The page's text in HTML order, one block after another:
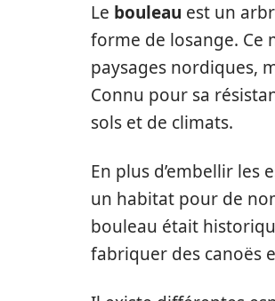
Le bouleau est un
forme de losange. Ce
paysages nordiques,
Connu pour sa
sols et de climats.
En plus d’embellir les
un habitat pour de
bouleau était
fabriquer des canoës